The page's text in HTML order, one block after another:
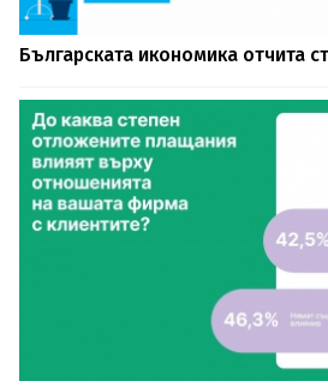
Българската икономика отчита